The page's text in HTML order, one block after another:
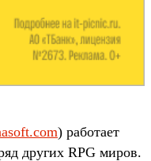
) работает
других RPG миров.